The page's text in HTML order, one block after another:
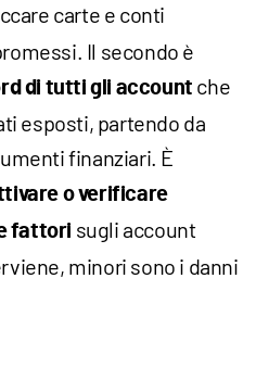
carte e conti
Il secondo è
di tutti gli account che
esposti, partendo da
finanziari. È
o verificare
fattori sugli account
minori sono i danni